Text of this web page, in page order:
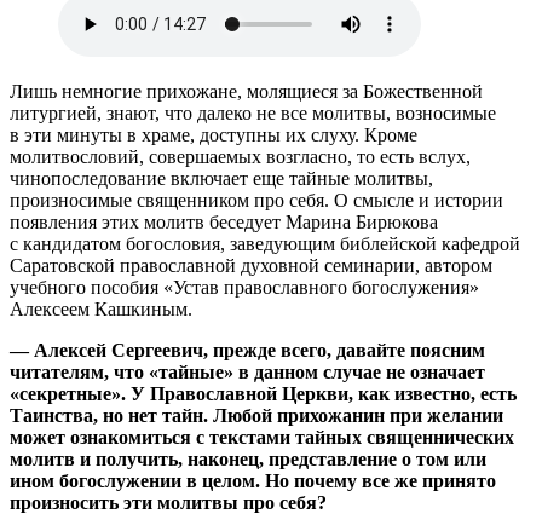
Лишь немногие прихожане, молящиеся за Божественной
литургией, знают, что далеко не все молитвы, возносимые
в эти минуты в храме, доступны их слуху. Кроме
молитвословий, совершаемых возгласно, то есть вслух,
чинопоследование включает еще тайные молитвы,
произносимые священником про себя. О смысле и истории
появления этих молитв беседует Марина Бирюкова
с кандидатом богословия, заведующим библейской кафедрой
Саратовской православной духовной семинарии, автором
учебного пособия «Устав православного богослужения»
Алексеем Кашкиным.
— Алексей Сергеевич, прежде всего, давайте поясним
читателям, что «тайные» в данном случае не означает
«секретные». У Православной Церкви, как известно, есть
Таинства, но нет тайн. Любой прихожанин при желании
может ознакомиться с текстами тайных священнических
молитв и получить, наконец, представление о том или
ином богослужении в целом. Но почему все же принято
произносить эти молитвы про себя?